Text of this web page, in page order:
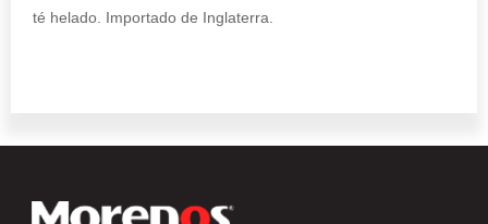
té helado. Importado de Inglaterra.